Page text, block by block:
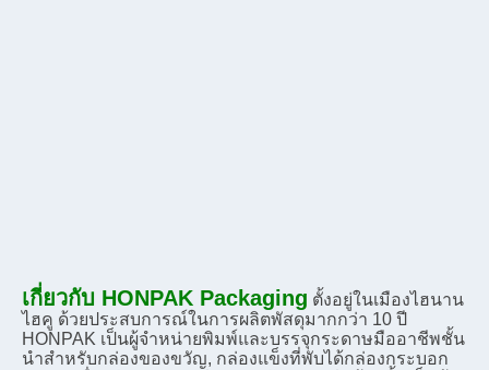
เกี่ยวกับ HONPAK Packaging ตั้งอยู่ในเมืองไฮนาน
ไฮคู ด้วยประสบการณ์ในการผลิตพัสดุมากกว่า 10 ปี
HONPAK เป็นผู้จําหน่ายพิมพ์และบรรจุกระดาษมืออาชีพชั้น
นําสําหรับกล่องของขวัญ, กล่องแข็งที่พับได้กล่องกระบอก